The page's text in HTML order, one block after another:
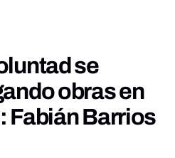
se
obras en
Fabián Barrios